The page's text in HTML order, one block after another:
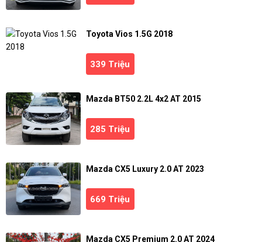
Toyota Vios 1.5G 2018
339 Triệu
Mazda BT50 2.2L 4x2 AT 2015
285 Triệu
Mazda CX5 Luxury 2.0 AT 2023
669 Triệu
Mazda CX5 Premium 2.0 AT 2024